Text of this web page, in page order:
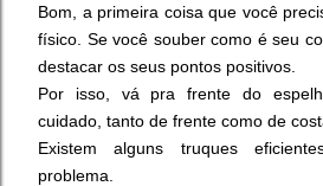
Bom, a primeira coisa que você
físico. Se você souber como é seu
destacar os seus pontos positivos.
Por isso, vá pra frente do
cuidado, tanto de frente como de
Existem alguns truques
problema.